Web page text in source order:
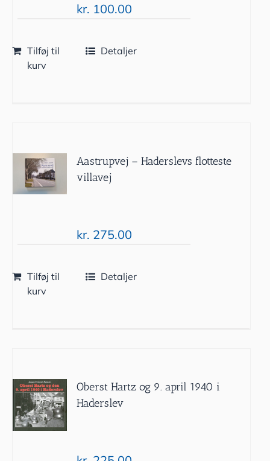
kr. 100.00
Tilføj til
kurv
Detaljer
Aastrupvej – Haderslevs flotteste
villavej
kr. 275.00
Tilføj til
kurv
Detaljer
Oberst Hartz og 9. april 1940 i
Haderslev